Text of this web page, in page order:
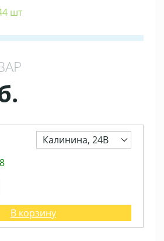
шт
Калинина, 24В
В корзину